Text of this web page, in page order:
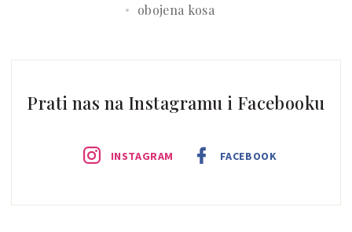
obojena kosa
Prati nas na Instagramu i Facebooku
INSTAGRAM FACEBOOK